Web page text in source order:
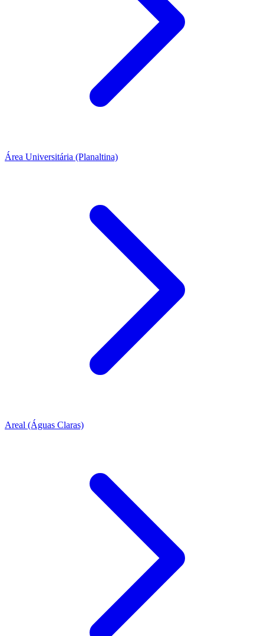
Área Universitária (Planaltina)
Areal (Águas Claras)